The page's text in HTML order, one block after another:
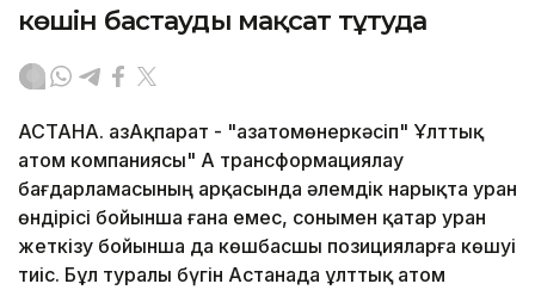
көшін бастауды мақсат тұтуда
АСТАНА. ҚазАқпарат - "Қазатомөнеркәсіп" Ұлттық
атом компаниясы" АҚ трансформациялау
бағдарламасының арқасында әлемдік нарықта уран
өндірісі бойынша ғана емес, сонымен қатар уран
жеткізу бойынша да көшбасшы позицияларға көшуі
тиіс. Бұл туралы бүгін Астанада ұлттық атом